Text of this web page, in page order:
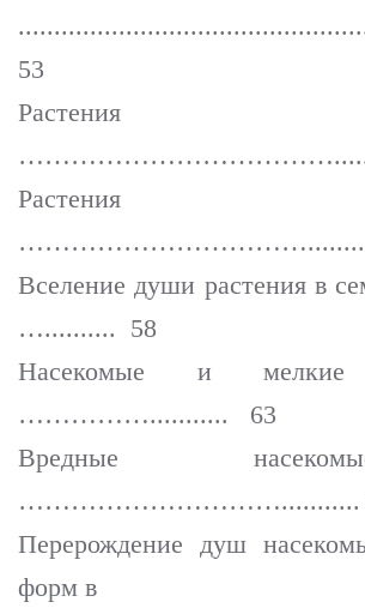
53
Растения
Вселение души растения
….......... 58
Насекомые и мелкие
……………........... 63
Вредные
…………………………...........
Перерождение душ
форм в